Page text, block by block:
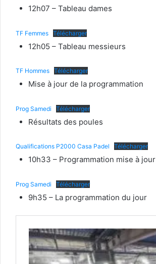
12h07 – Tableau dames
TF Femmes Télécharger
12h05 – Tableau messieurs
TF Hommes Télécharger
Mise à jour de la programmation
Prog Samedi Télécharger
Résultats des poules
Qualifications P2000 Casa Padel Télécharger
10h33 – Programmation mise à jour
Prog Samedi Télécharger
9h35 – La programmation du jour